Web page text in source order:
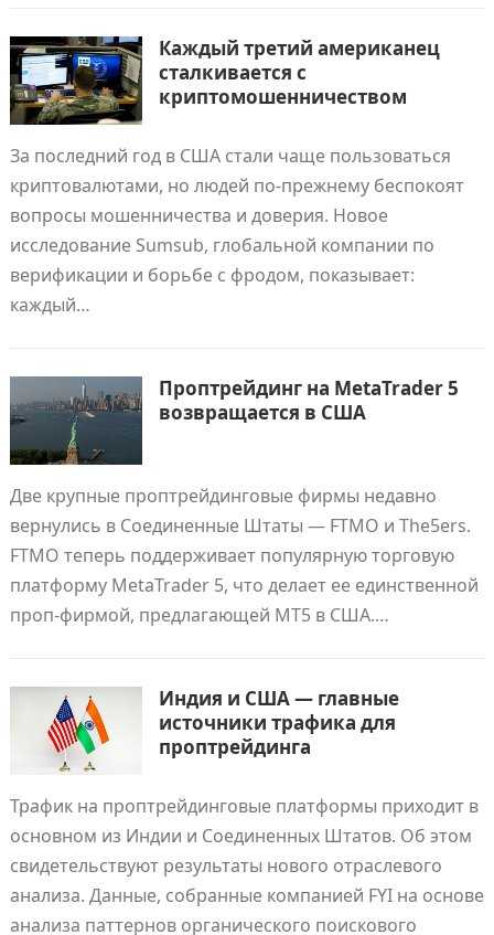
Каждый третий американец
сталкивается с
криптомошенничеством
За последний год в США стали чаще пользоваться
криптовалютами, но людей по-прежнему беспокоят
вопросы мошенничества и доверия. Новое
исследование Sumsub, глобальной компании по
верификации и борьбе с фродом, показывает:
каждый…
Проптрейдинг на MetaTrader 5
возвращается в США
Две крупные проптрейдинговые фирмы недавно
вернулись в Соединенные Штаты — FTMO и The5ers.
FTMO теперь поддерживает популярную торговую
платформу MetaTrader 5, что делает ее единственной
проп-фирмой, предлагающей MT5 в США.…
Индия и США — главные
источники трафика для
проптрейдинга
Трафик на проптрейдинговые платформы приходит в
основном из Индии и Соединенных Штатов. Об этом
свидетельствуют результаты нового отраслевого
анализа. Данные, собранные компанией FYI на основе
анализа паттернов органического поискового